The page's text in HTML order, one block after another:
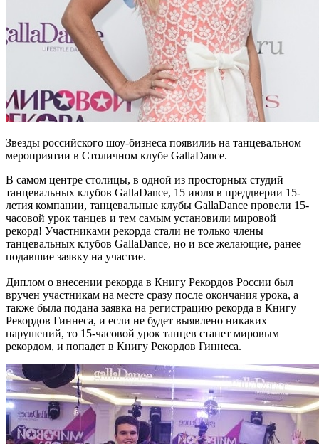
Звезды российского шоу-бизнеса появилиь на танцевальном
мероприятии в Столичном клубе GallaDance.
В самом центре столицы, в одной из просторных студий
танцевальных клубов GallaDance, 15 июля в преддверии 15-
летия компании, танцевальные клубы GallaDance провели 15-
часовой урок танцев и тем самым установили мировой
рекорд! Участниками рекорда стали не только члены
танцевальных клубов GallaDance, но и все желающие, ранее
подавшие заявку на участие.
Диплом о внесении рекорда в Книгу Рекордов России был
вручен участникам на месте сразу после окончания урока, а
также была подана заявка на регистрацию рекорда в Книгу
Рекордов Гиннеса, и если не будет выявлено никаких
нарушений, то 15-часовой урок танцев станет мировым
рекордом, и попадет в Книгу Рекордов Гиннеса.